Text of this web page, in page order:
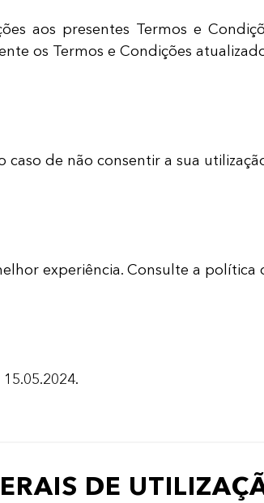
aos presentes Termos e
os Termos e Condições
de não consentir a sua
experiência. Consulte a política
DE